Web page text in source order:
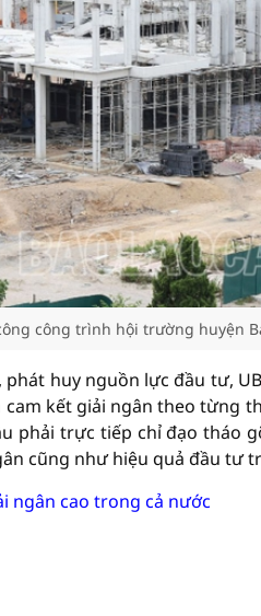
công trình hội trường huyện
huy nguồn lực đầu tư,
kết giải ngân theo từng
phải trực tiếp chỉ đạo tháo
cũng như hiệu quả đầu tư
ngân cao trong cả nước